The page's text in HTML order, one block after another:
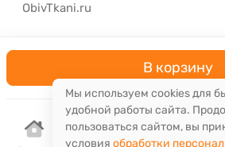
В корзину
ObivTkani.ru
Мы используем cookies для
удобной работы сайта.
пользоваться сайтом, вы
условия обработки